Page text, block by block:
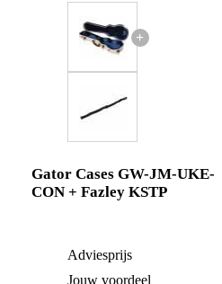
+
Gator Cases GW-JM-UKE-
CON + Fazley KSTP
Adviesprijs
Jouw voordeel